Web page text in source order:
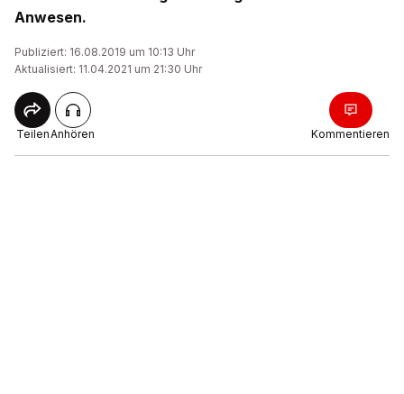
Anwesen.
Publiziert: 16.08.2019 um 10:13 Uhr
Aktualisiert: 11.04.2021 um 21:30 Uhr
TeilenAnhören Kommentieren